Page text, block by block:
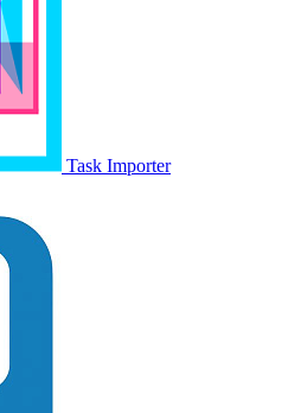
Task Importer